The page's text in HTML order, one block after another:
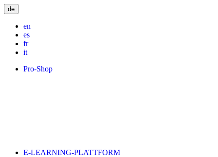
de
en
es
fr
it
Pro-Shop
E-LEARNING-PLATTFORM